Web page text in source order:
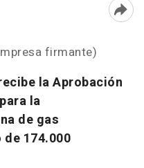
firmante)
la Aprobación
la
de gas
174.000